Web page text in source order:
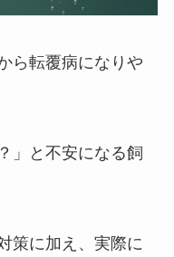
ら転覆病になりや
」と不安になる飼
策に加え、実際に